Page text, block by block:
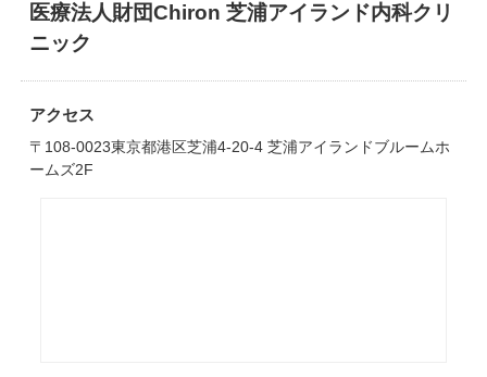
医療法人財団Chiron 芝浦アイランド内科クリ
ニック
アクセス
〒108-0023東京都港区芝浦4-20-4 芝浦アイランドブルームホ
ームズ2F